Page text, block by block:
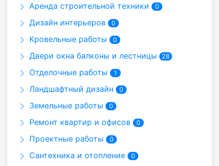
Аренда строительной техники 0
Дизайн интерьеров 0
Кровельные работы 0
Двери окна балконы и лестницы 28
Отделочные работы 1
Ландшафтный дизайн 0
Земельные работы 0
Ремонт квартир и офисов 0
Проектные работы 0
Сантехника и отопление 0